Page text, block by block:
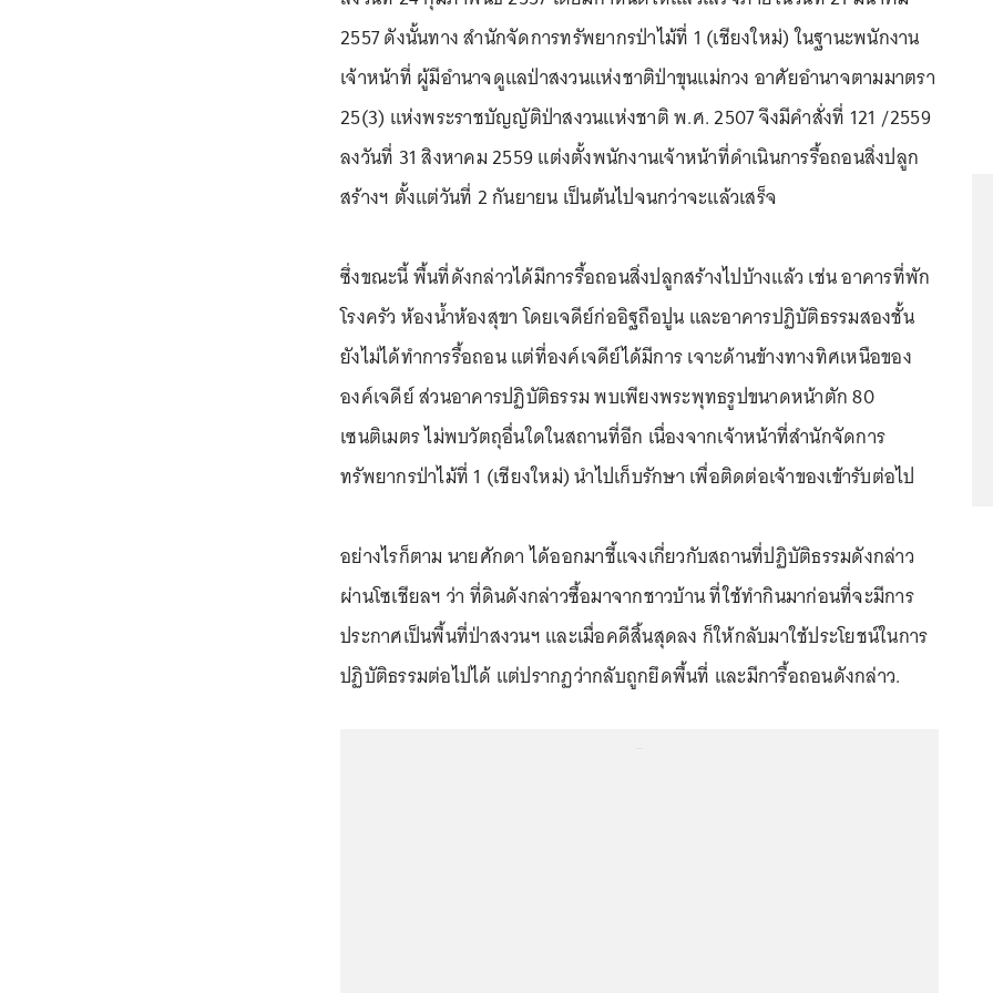
2557 ดังนั้นทาง สำนักจัดการทรัพยากรป่าไม้ที่ 1 (เชียงใหม่) ในฐานะพนักงาน
เจ้าหน้าที่ ผู้มีอำนาจดูแลป่าสงวนแห่งชาติป่าขุนแม่กวง อาศัยอำนาจตามมาตรา
25(3) แห่งพระราชบัญญัติป่าสงวนแห่งชาติ พ.ศ. 2507 จึงมีคำสั่งที่ 121 /2559
ลงวันที่ 31 สิงหาคม 2559 แต่งตั้งพนักงานเจ้าหน้าที่ดำเนินการรื้อถอนสิ่งปลูก
สร้างฯ ตั้งแต่วันที่ 2 กันยายน เป็นต้นไปจนกว่าจะแล้วเสร็จ
ซึ่งขณะนี้ พื้นที่ดังกล่าวได้มีการรื้อถอนสิ่งปลูกสร้างไปบ้างแล้ว เช่น อาคารที่พัก
โรงครัว ห้องน้ำห้องสุขา โดยเจดีย์ก่ออิฐถือปูน และอาคารปฏิบัติธรรมสองชั้น
ยังไม่ได้ทำการรื้อถอน แต่ที่องค์เจดีย์ได้มีการ เจาะด้านข้างทางทิศเหนือของ
องค์เจดีย์ ส่วนอาคารปฏิบัติธรรม พบเพียงพระพุทธรูปขนาดหน้าตัก 80
เซนติเมตร ไม่พบวัตถุอื่นใดในสถานที่อีก เนื่องจากเจ้าหน้าที่สำนักจัดการ
ทรัพยากรป่าไม้ที่ 1 (เชียงใหม่) นำไปเก็บรักษา เพื่อติดต่อเจ้าของเข้ารับต่อไป
อย่างไรก็ตาม นายศักดา ได้ออกมาชี้แจงเกี่ยวกับสถานที่ปฏิบัติธรรมดังกล่าว
ผ่านโซเชียลฯ ว่า ที่ดินดังกล่าวซื้อมาจากชาวบ้าน ที่ใช้ทำกินมาก่อนที่จะมีการ
ประกาศเป็นพื้นที่ป่าสงวนฯ และเมื่อคดีสิ้นสุดลง ก็ให้กลับมาใช้ประโยชน์ในการ
ปฏิบัติธรรมต่อไปได้ แต่ปรากฏว่ากลับถูกยึดพื้นที่ และมีการื้อถอนดังกล่าว.